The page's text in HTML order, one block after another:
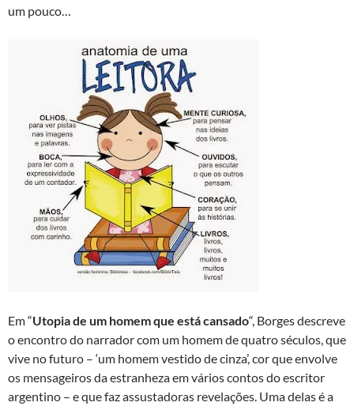
um pouco…
Em “Utopia de um homem que está cansado“, Borges descreve
o encontro do narrador com um homem de quatro séculos, que
vive no futuro – ‘um homem vestido de cinza’, cor que envolve
os mensageiros da estranheza em vários contos do escritor
argentino – e que faz assustadoras revelações. Uma delas é a